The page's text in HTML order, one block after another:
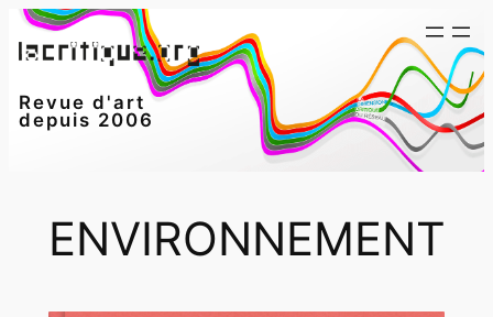
Aller
au
Revue d'art
depuis 2006
ENVIRONNEMENT